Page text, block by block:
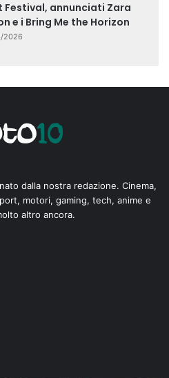
Festival, annunciati Zara
e i Bring Me the Horizon
2026
dalla nostra redazione. Cinema,
motori, gaming, tech, anime e
altro ancora.